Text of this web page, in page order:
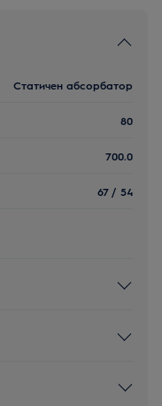
Статичен абсорбатор
80
700.0
67 / 54